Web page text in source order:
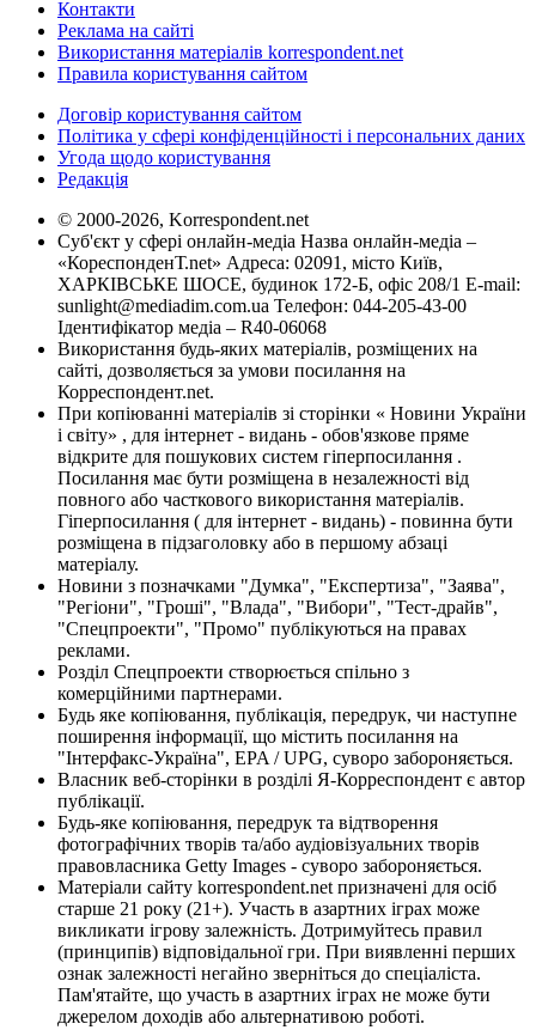
Контакти
Реклама на сайті
Використання матеріалів korrespondent.net
Правила користування сайтом
Договір користування сайтом
Політика у сфері конфіденційності і персональних даних
Угода щодо користування
Редакція
© 2000-2026, Korrespondent.net
Суб'єкт у сфері онлайн-медіа Назва онлайн-медіа –
«КореспонденТ.net» Адреса: 02091, місто Київ,
ХАРКІВСЬКЕ ШОСЕ, будинок 172-Б, офіс 208/1 E-mail:
sunlight@mediadim.com.ua Телефон: 044-205-43-00
Ідентифікатор медіа – R40-06068
Використання будь-яких матеріалів, розміщених на
сайті, дозволяється за умови посилання на
Корреспондент.net.
При копіюванні матеріалів зі сторінки « Новини України
і світу» , для інтернет - видань - обов'язкове пряме
відкрите для пошукових систем гіперпосилання .
Посилання має бути розміщена в незалежності від
повного або часткового використання матеріалів.
Гіперпосилання ( для інтернет - видань) - повинна бути
розміщена в підзаголовку або в першому абзаці
матеріалу.
Новини з позначками "Думка", "Експертиза", "Заява",
"Регіони", "Гроші", "Влада", "Вибори", "Тест-драйв",
"Спецпроекти", "Промо" публікуються на правах
реклами.
Розділ Спецпроекти створюється спільно з
комерційними партнерами.
Будь яке копіювання, публікація, передрук, чи наступне
поширення інформації, що містить посилання на
"Інтерфакс-Україна", EPA / UPG, суворо забороняється.
Власник веб-сторінки в розділі Я-Корреспондент є автор
публікації.
Будь-яке копіювання, передрук та відтворення
фотографічних творів та/або аудіовізуальних творів
правовласника Getty Images - суворо забороняється.
Матеріали сайту korrespondent.net призначені для осіб
старше 21 року (21+). Участь в азартних іграх може
викликати ігрову залежність. Дотримуйтесь правил
(принципів) відповідальної гри. При виявленні перших
ознак залежності негайно зверніться до спеціаліста.
Пам'ятайте, що участь в азартних іграх не може бути
джерелом доходів або альтернативою роботі.